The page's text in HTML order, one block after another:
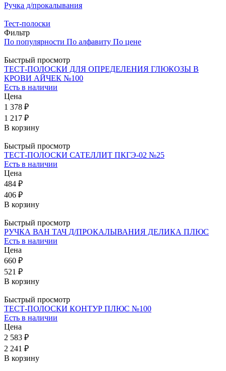
Ручка д/прокалывания
Тест-полоски
Фильтр
По популярности По алфавиту По цене
Быстрый просмотр
ТЕСТ-ПОЛОСКИ ДЛЯ ОПРЕДЕЛЕНИЯ ГЛЮКОЗЫ В
КРОВИ АЙЧЕК №100
Есть в наличии
Цена
1 378 ₽
1 217 ₽
В корзину
Быстрый просмотр
ТЕСТ-ПОЛОСКИ САТЕЛЛИТ ПКГЭ-02 №25
Есть в наличии
Цена
484 ₽
406 ₽
В корзину
Быстрый просмотр
РУЧКА ВАН ТАЧ Д/ПРОКАЛЫВАНИЯ ДЕЛИКА ПЛЮС
Есть в наличии
Цена
660 ₽
521 ₽
В корзину
Быстрый просмотр
ТЕСТ-ПОЛОСКИ КОНТУР ПЛЮС №100
Есть в наличии
Цена
2 583 ₽
2 241 ₽
В корзину